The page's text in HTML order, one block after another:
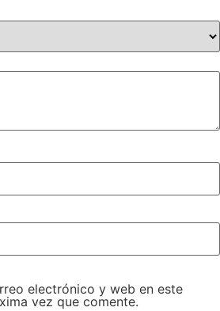
electrónico y web en este
vez que comente.